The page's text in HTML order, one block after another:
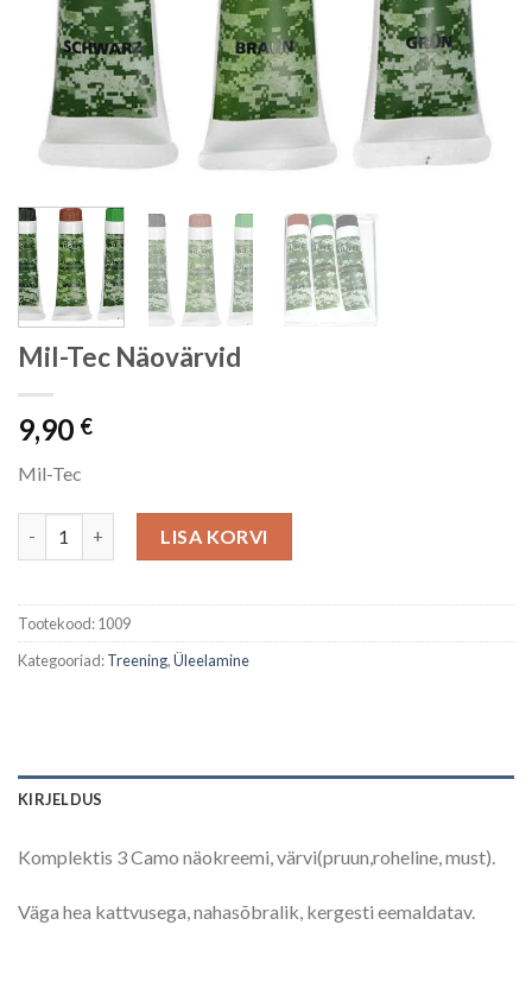
Mil-Tec Näovärvid
9,90 €
Mil-Tec
LISA KORVI
Tootekood:1009
Kategooriad:Treening,Üleelamine
KIRJELDUS
Komplektis 3 Camo näokreemi, värvi(pruun,roheline, must).
Väga hea kattvusega, nahasõbralik, kergesti eemaldatav.